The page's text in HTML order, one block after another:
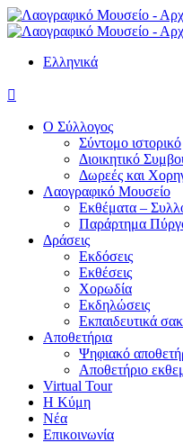
Ελληνικά

Ο Σύλλογος
Σύντομο ιστορικό
Διοικητικό
Δωρεές και
Λαογραφικό Μουσείο
Εκθέματα –
Παράρτημα
Δράσεις
Εκδόσεις
Εκθέσεις
Χορωδία
Εκδηλώσεις
Εκπαιδευτικά
Αποθετήρια
Ψηφιακό
Αποθετήριο
Virtual Tour
Η Κύμη
Νέα
Επικοινωνία